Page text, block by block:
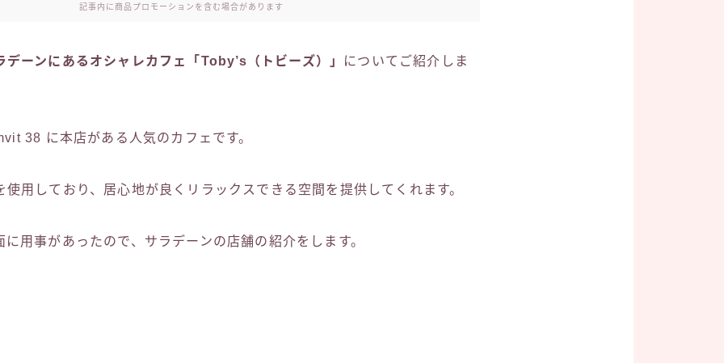
記事内に商品プロモーションを含む場合があります
デーンにあるオシャレカフェ「Toby’s（トビーズ）」 についてご紹介しま
38 に本店がある人気のカフェです。
使用しており、居心地が良くリラックスできる空間を提供してくれます。
用事があったので、サラデーンの店舗の紹介をします。